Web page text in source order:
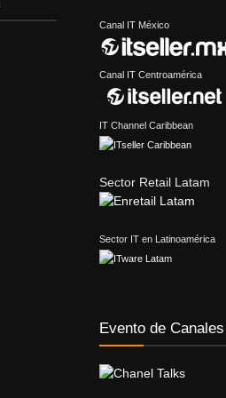
Canal IT México
Canal IT Centroamérica
IT Channel Caribbean
Sector Retail Latam
Sector IT en Latinoamérica
Evento de